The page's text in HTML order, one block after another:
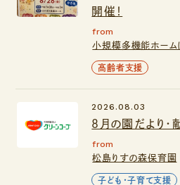
開催！
from
小規模多機能ホー
高齢者支援
８月の園だより
2026.08.03
from
松島りすの森保育園
子ども・子育て支援